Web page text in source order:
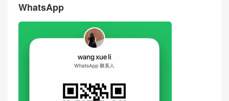
WhatsApp